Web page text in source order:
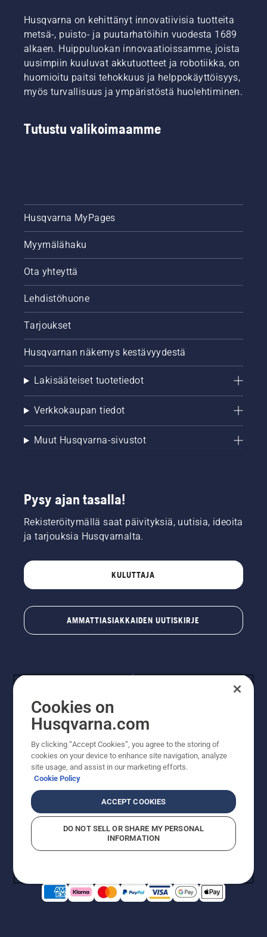
Husqvarna on kehittänyt innovatiivisia tuotteita
metsä-, puisto- ja puutarhatöihin vuodesta 1689
alkaen. Huippuluokan innovaatioissamme, joista
uusimpiin kuuluvat akkutuotteet ja robotiikka, on
huomioitu paitsi tehokkuus ja helppokäyttöisyys,
myös turvallisuus ja ympäristöstä huolehtiminen.
Tutustu valikoimaamme
Husqvarna MyPages
Myymälähaku
Ota yhteyttä
Lehdistöhuone
Tarjoukset
Husqvarnan näkemys kestävyydestä
Lakisääteiset tuotetiedot
Verkkokaupan tiedot
Muut Husqvarna-sivustot
Pysy ajan tasalla!
Rekisteröitymällä saat päivityksiä, uutisia, ideoita
ja tarjouksia Husqvarnalta.
KULUTTAJA
AMMATTIASIAKKAIDEN UUTISKIRJE
© Husqvarna AB (publ). Kaikki oikeudet pidätetään.
Hinnat ovat suositushintoja. Varaamme oikeudet
hintamuutoksiin, kirjoitus- ja sisältövirheisiin. Sivusto
pyritään pitämään mahdollisimman ajantasaisena ja
suositushintoja (sis. alv), ellei tuotetta voi ostaa
suoraan verkkosivustoltamme.
EvästekäytäntöKäyttöehdotTietosuojailmoitusTiedot
Epäillyistä rikkomuksista ilmoittaminen
Cookies on
Husqvarna.com
By clicking “Accept Cookies”, you agree to the storing of
cookies on your device to enhance site navigation, analyze
site usage, and assist in our marketing efforts.
Cookie Policy
ACCEPT COOKIES
DO NOT SELL OR SHARE MY PERSONAL
INFORMATION